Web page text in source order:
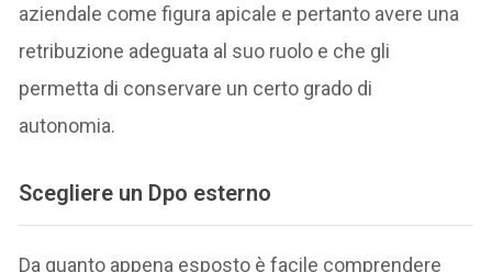
aziendale come figura apicale e pertanto avere una
retribuzione adeguata al suo ruolo e che gli
permetta di conservare un certo grado di
autonomia.
Scegliere un Dpo esterno
Da quanto appena esposto è facile comprendere